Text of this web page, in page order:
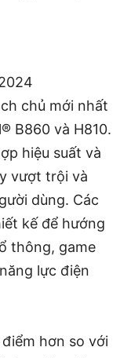
chủ mới nhất
B860 và H810.
hiệu suất và
vượt trội và
dùng. Các
kế để hướng
thông, game
lực điện
hơn so với